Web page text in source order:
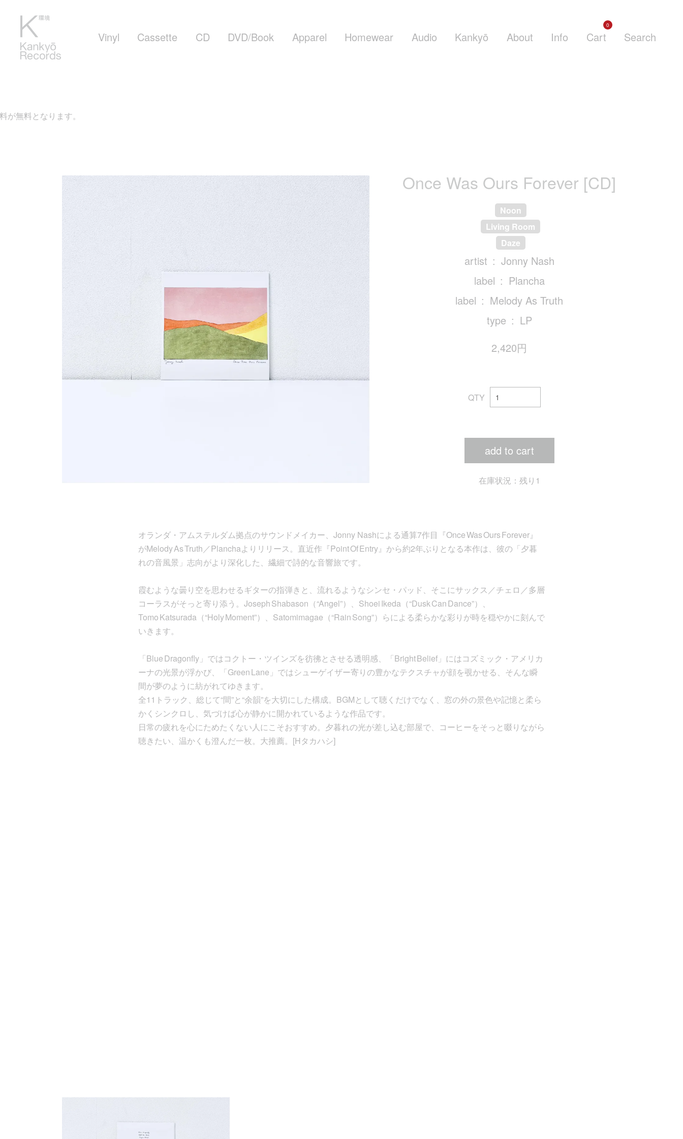
Vinyl Cassette CD DVD/Book Apparel Homewear Audio Kankyō About Info Cart
0
Search
。
Once Was Ours Forever [CD]
Noon
Living Room
Daze
artist
Jonny Nash
label
Plancha
label
Melody As Truth
type
LP
2,420円
QTY
add to cart
在庫状況：残り1
オランダ・アムステルダム拠点のサウンドメイカー、Jonny Nashによる通算7作目『Once Was Ours Forever』
がMelody As Truth／Planchaよりリリース。直近作『Point Of Entry』から約2年ぶりとなる本作は、彼の「夕暮
れの音風景」志向がより深化した、繊細で詩的な音響旅です。
霞むような曇り空を思わせるギターの指弾きと、流れるようなシンセ・パッド、そこにサックス／チェロ／多層
コーラスがそっと寄り添う。Joseph Shabason（“Angel”）、Shoei Ikeda（“Dusk Can Dance”）、
Tomo Katsurada（“Holy Moment”）、Satomimagae（“Rain Song”）らによる柔らかな彩りが時を穏やかに刻んで
いきます。
「Blue Dragonfly」ではコクトー・ツインズを彷彿とさせる透明感、「Bright Belief」にはコズミック・アメリカ
ーナの光景が浮かび、「Green Lane」ではシューゲイザー寄りの豊かなテクスチャが顔を覗かせる、そんな瞬
間が夢のように紡がれてゆきます。
全11トラック、総じて“間”と“余韻”を大切にした構成。BGMとして聴くだけでなく、窓の外の景色や記憶と柔ら
かくシンクロし、気づけば心が静かに開かれているような作品です。
日常の疲れを心にためたくない人にこそおすすめ。夕暮れの光が差し込む部屋で、コーヒーをそっと啜りながら
聴きたい、温かくも澄んだ一枚。大推薦。[Hタカハシ]